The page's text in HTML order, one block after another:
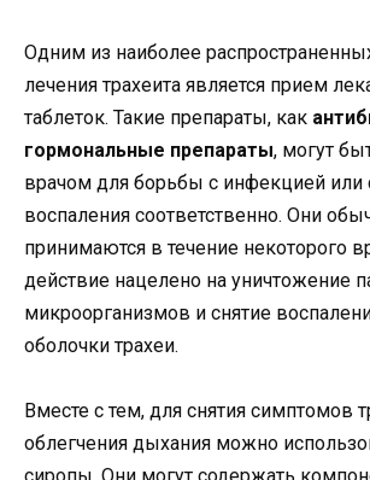
Одним из наиболее
лечения трахеита является прием
таблеток. Такие препараты, как
гормональные препараты, могут
врачом для борьбы с инфекцией или
воспаления соответственно. Они
принимаются в течение некоторого
действие нацелено на уничтожение
микроорганизмов и снятие
оболочки трахеи.
Вместе с тем, для снятия симптомов
облегчения дыхания можно